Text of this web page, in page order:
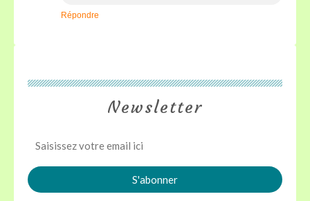
Répondre
Newsletter